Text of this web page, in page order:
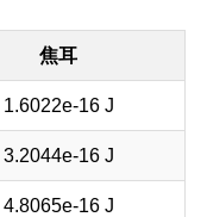
焦耳
1.6022e-16 J
3.2044e-16 J
4.8065e-16 J